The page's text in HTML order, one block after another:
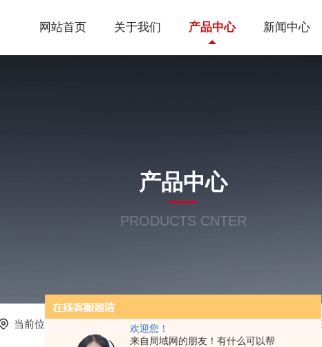
欢迎您！
来自局域网的朋友！有什么可以帮
网站首页 关于我们 产品中心 新闻中心
产品中心
PRODUCTS CNTER
当前位置： 产品中心